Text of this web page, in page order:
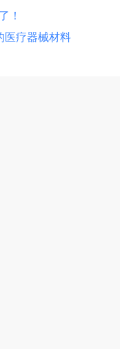
！
疗器械材料